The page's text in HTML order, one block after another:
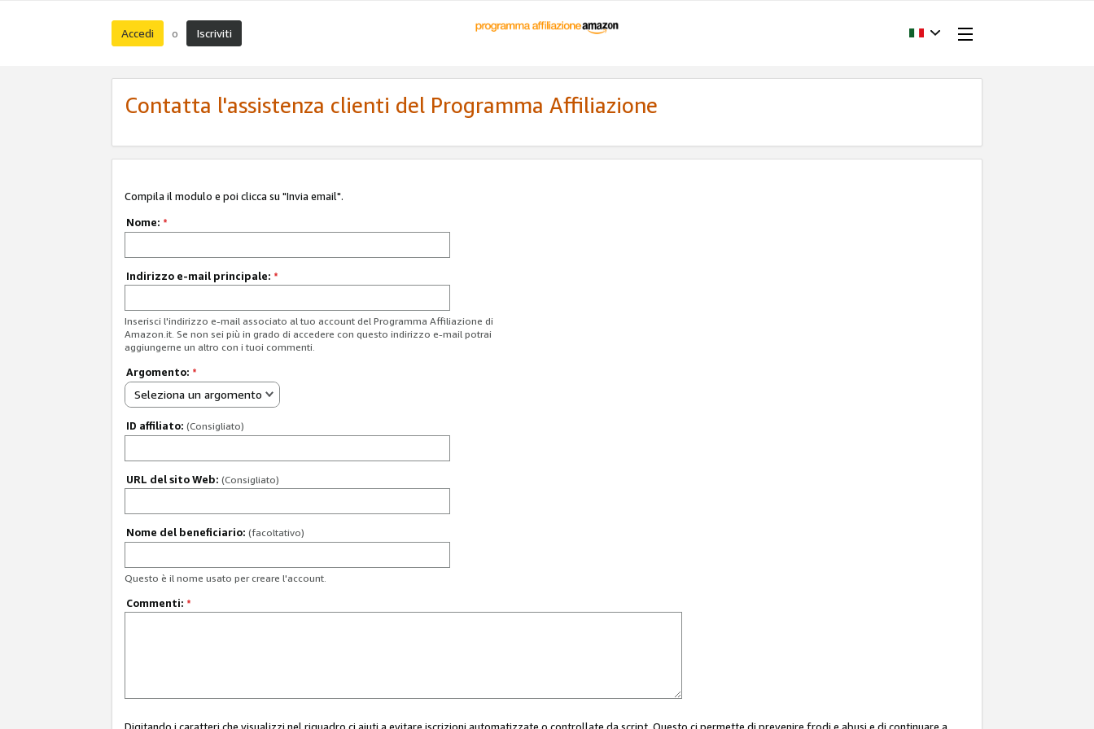
Accedi o Iscriviti
Contatta l'assistenza clienti del Programma Affiliazione
Compila il modulo e poi clicca su "Invia email".
Nome: *
Indirizzo e-mail principale: *
Inserisci l'indirizzo e-mail associato al tuo account del Programma Affiliazione di
Amazon.it. Se non sei più in grado di accedere con questo indirizzo e-mail potrai
aggiungerne un altro con i tuoi commenti.
Argomento: *
Seleziona un argomento
ID affiliato: (Consigliato)
URL del sito Web: (Consigliato)
Nome del beneficiario: (facoltativo)
Questo è il nome usato per creare l'account.
Commenti: *